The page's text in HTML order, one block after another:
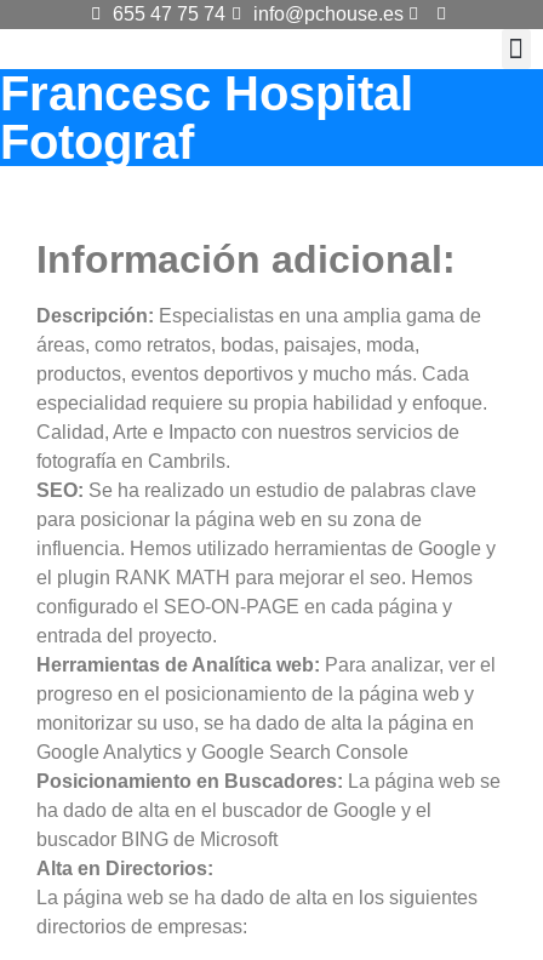
655 47 75 74 info@pchouse.es
Francesc Hospital
Fotograf
Información adicional:
Descripción: Especialistas en una amplia gama de
áreas, como retratos, bodas, paisajes, moda,
productos, eventos deportivos y mucho más. Cada
especialidad requiere su propia habilidad y enfoque.
Calidad, Arte e Impacto con nuestros servicios de
fotografía en Cambrils.
SEO: Se ha realizado un estudio de palabras clave
para posicionar la página web en su zona de
influencia. Hemos utilizado herramientas de Google y
el plugin RANK MATH para mejorar el seo. Hemos
configurado el SEO-ON-PAGE en cada página y
entrada del proyecto.
Herramientas de Analítica web: Para analizar, ver el
progreso en el posicionamiento de la página web y
monitorizar su uso, se ha dado de alta la página en
Google Analytics y Google Search Console
Posicionamiento en Buscadores: La página web se
ha dado de alta en el buscador de Google y el
buscador BING de Microsoft
Alta en Directorios:
La página web se ha dado de alta en los siguientes
directorios de empresas: